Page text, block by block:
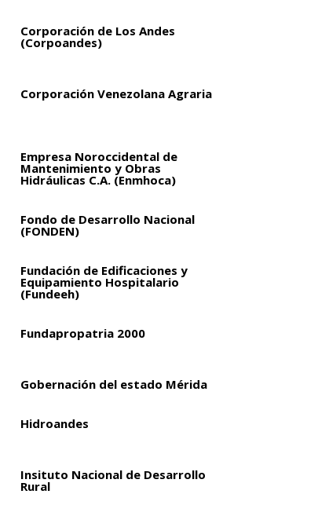
Corporación de Los Andes
(Corpoandes)
Corporación Venezolana Agraria
Empresa Noroccidental de
Mantenimiento y Obras
Hidráulicas C.A. (Enmhoca)
Fondo de Desarrollo Nacional
(FONDEN)
Fundación de Edificaciones y
Equipamiento Hospitalario
(Fundeeh)
Fundapropatria 2000
Gobernación del estado Mérida
Hidroandes
Insituto Nacional de Desarrollo
Rural